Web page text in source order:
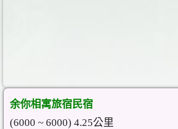
余你相寓旅宿民宿
(6000 ~ 6000) 4.25公里